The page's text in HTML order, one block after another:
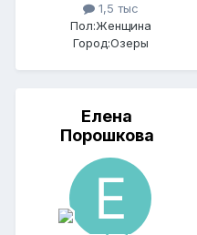
1,5 тыс
Пол:Женщина
Город:Озеры
Елена
Порошкова